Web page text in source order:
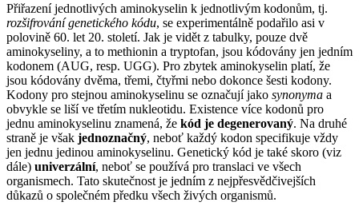
Přiřazení jednotlivých aminokyselin k jednotlivým kodonům, tj.
rozšifrování genetického kódu, se experimentálně podařilo asi v
polovině 60. let 20. století. Jak je vidět z tabulky, pouze dvě
aminokyseliny, a to methionin a tryptofan, jsou kódovány jen jedním
kodonem (AUG, resp. UGG). Pro zbytek aminokyselin platí, že
jsou kódovány dvěma, třemi, čtyřmi nebo dokonce šesti kodony.
Kodony pro stejnou aminokyselinu se označují jako synonyma a
obvykle se liší ve třetím nukleotidu. Existence více kodonů pro
jednu aminokyselinu znamená, že kód je degenerovaný. Na druhé
straně je však jednoznačný, neboť každý kodon specifikuje vždy
jen jednu jedinou aminokyselinu. Genetický kód je také skoro (viz
dále) univerzální, neboť se používá pro translaci ve všech
organismech. Tato skutečnost je jedním z nejpřesvědčivejších
důkazů o společném předku všech živých organismů.